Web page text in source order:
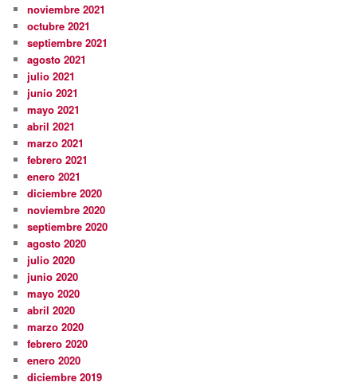
noviembre 2021
octubre 2021
septiembre 2021
agosto 2021
julio 2021
junio 2021
mayo 2021
abril 2021
marzo 2021
febrero 2021
enero 2021
diciembre 2020
noviembre 2020
septiembre 2020
agosto 2020
julio 2020
junio 2020
mayo 2020
abril 2020
marzo 2020
febrero 2020
enero 2020
diciembre 2019